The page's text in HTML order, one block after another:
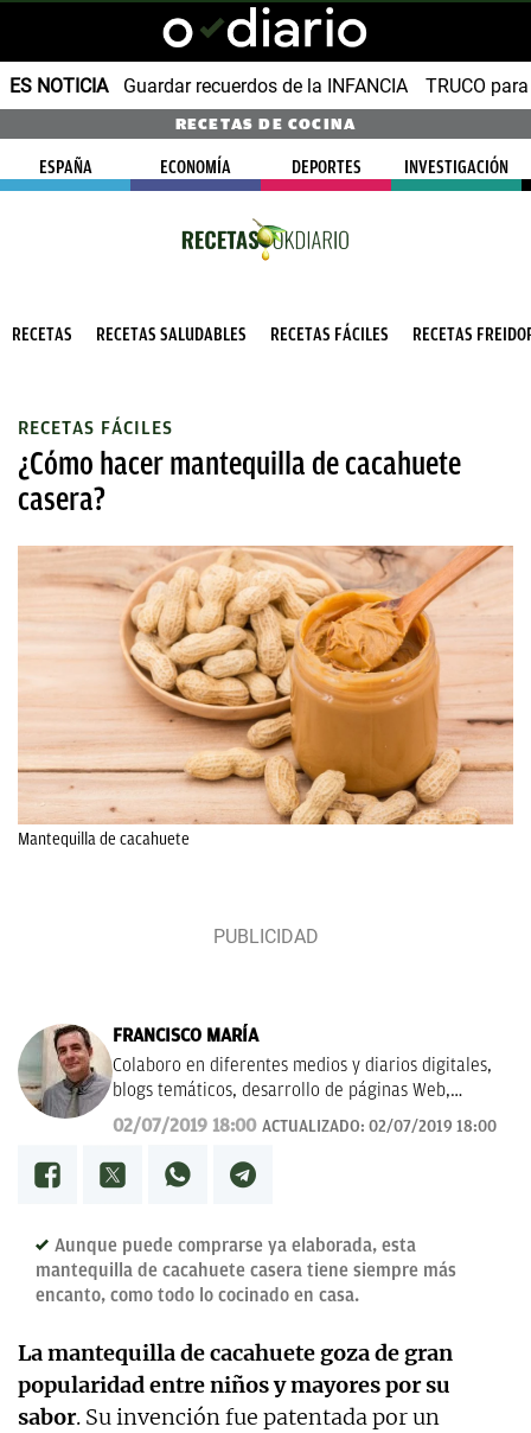
ES NOTICIA Guardar recuerdos de la INFANCIA TRUCO
RECETAS DE COCINA
ESPAÑA ECONOMÍA DEPORTES INVESTIGACIÓN
RECETAS RECETAS SALUDABLES RECETAS FÁCILES RECETAS
RECETAS FÁCILES
¿Cómo hacer mantequilla de cacahuete
casera?
Mantequilla de cacahuete
FRANCISCO MARÍA
Colaboro en diferentes medios y diarios digitales,
blogs temáticos, desarrollo de páginas Web,
redacción de guías y manuales didácticos, textos
promocionales, campañas publicitarias y de
marketing, artículos de opinión, relatos y guiones,
y proyectos empresariales de todo tipo que
bien documentado y revisado, así como a la
curación y depuración de textos. Estoy en
permanente crecimiento personal y profesional, y
02/07/2019 18:00 ACTUALIZADO: 02/07/2019 18:00
Aunque puede comprarse ya elaborada, esta
mantequilla de cacahuete casera tiene siempre más
encanto, como todo lo cocinado en casa.
La mantequilla de cacahuete goza de gran
popularidad entre niños y mayores por su
sabor. Su invención fue patentada por un